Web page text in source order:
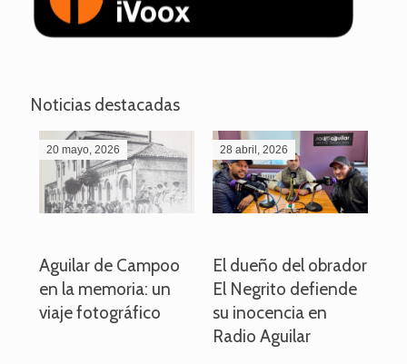
Noticias destacadas
20 mayo, 2026
Aguilar de Campoo
en la memoria: un
viaje fotográfico
28 abril, 2026
El dueño del obrador
El Negrito defiende
su inocencia en
Radio Aguilar